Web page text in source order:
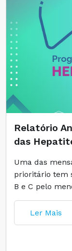
Relatório
das
Uma das
prioritário tem
B e C pelo
Ler Mais